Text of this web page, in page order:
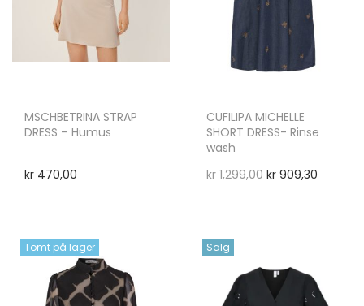
MSCHBETRINA STRAP
DRESS – Humus
kr 470,00
CUFILIPA MICHELLE
SHORT DRESS- Rinse
wash
kr1,299,00 kr909,30
Tomt på lager Salg